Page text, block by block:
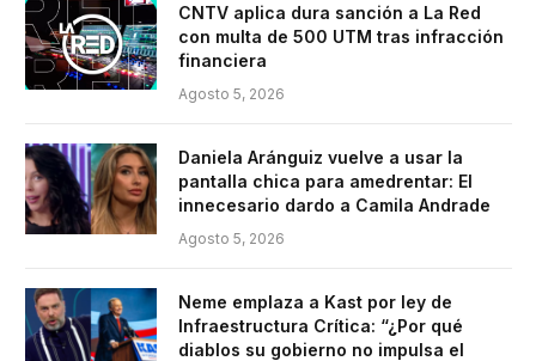
CNTV aplica dura sanción a La Red
con multa de 500 UTM tras infracción
financiera
Agosto 5, 2026
Daniela Aránguiz vuelve a usar la
pantalla chica para amedrentar: El
innecesario dardo a Camila Andrade
Agosto 5, 2026
Neme emplaza a Kast por ley de
Infraestructura Crítica: “¿Por qué
diablos su gobierno no impulsa el